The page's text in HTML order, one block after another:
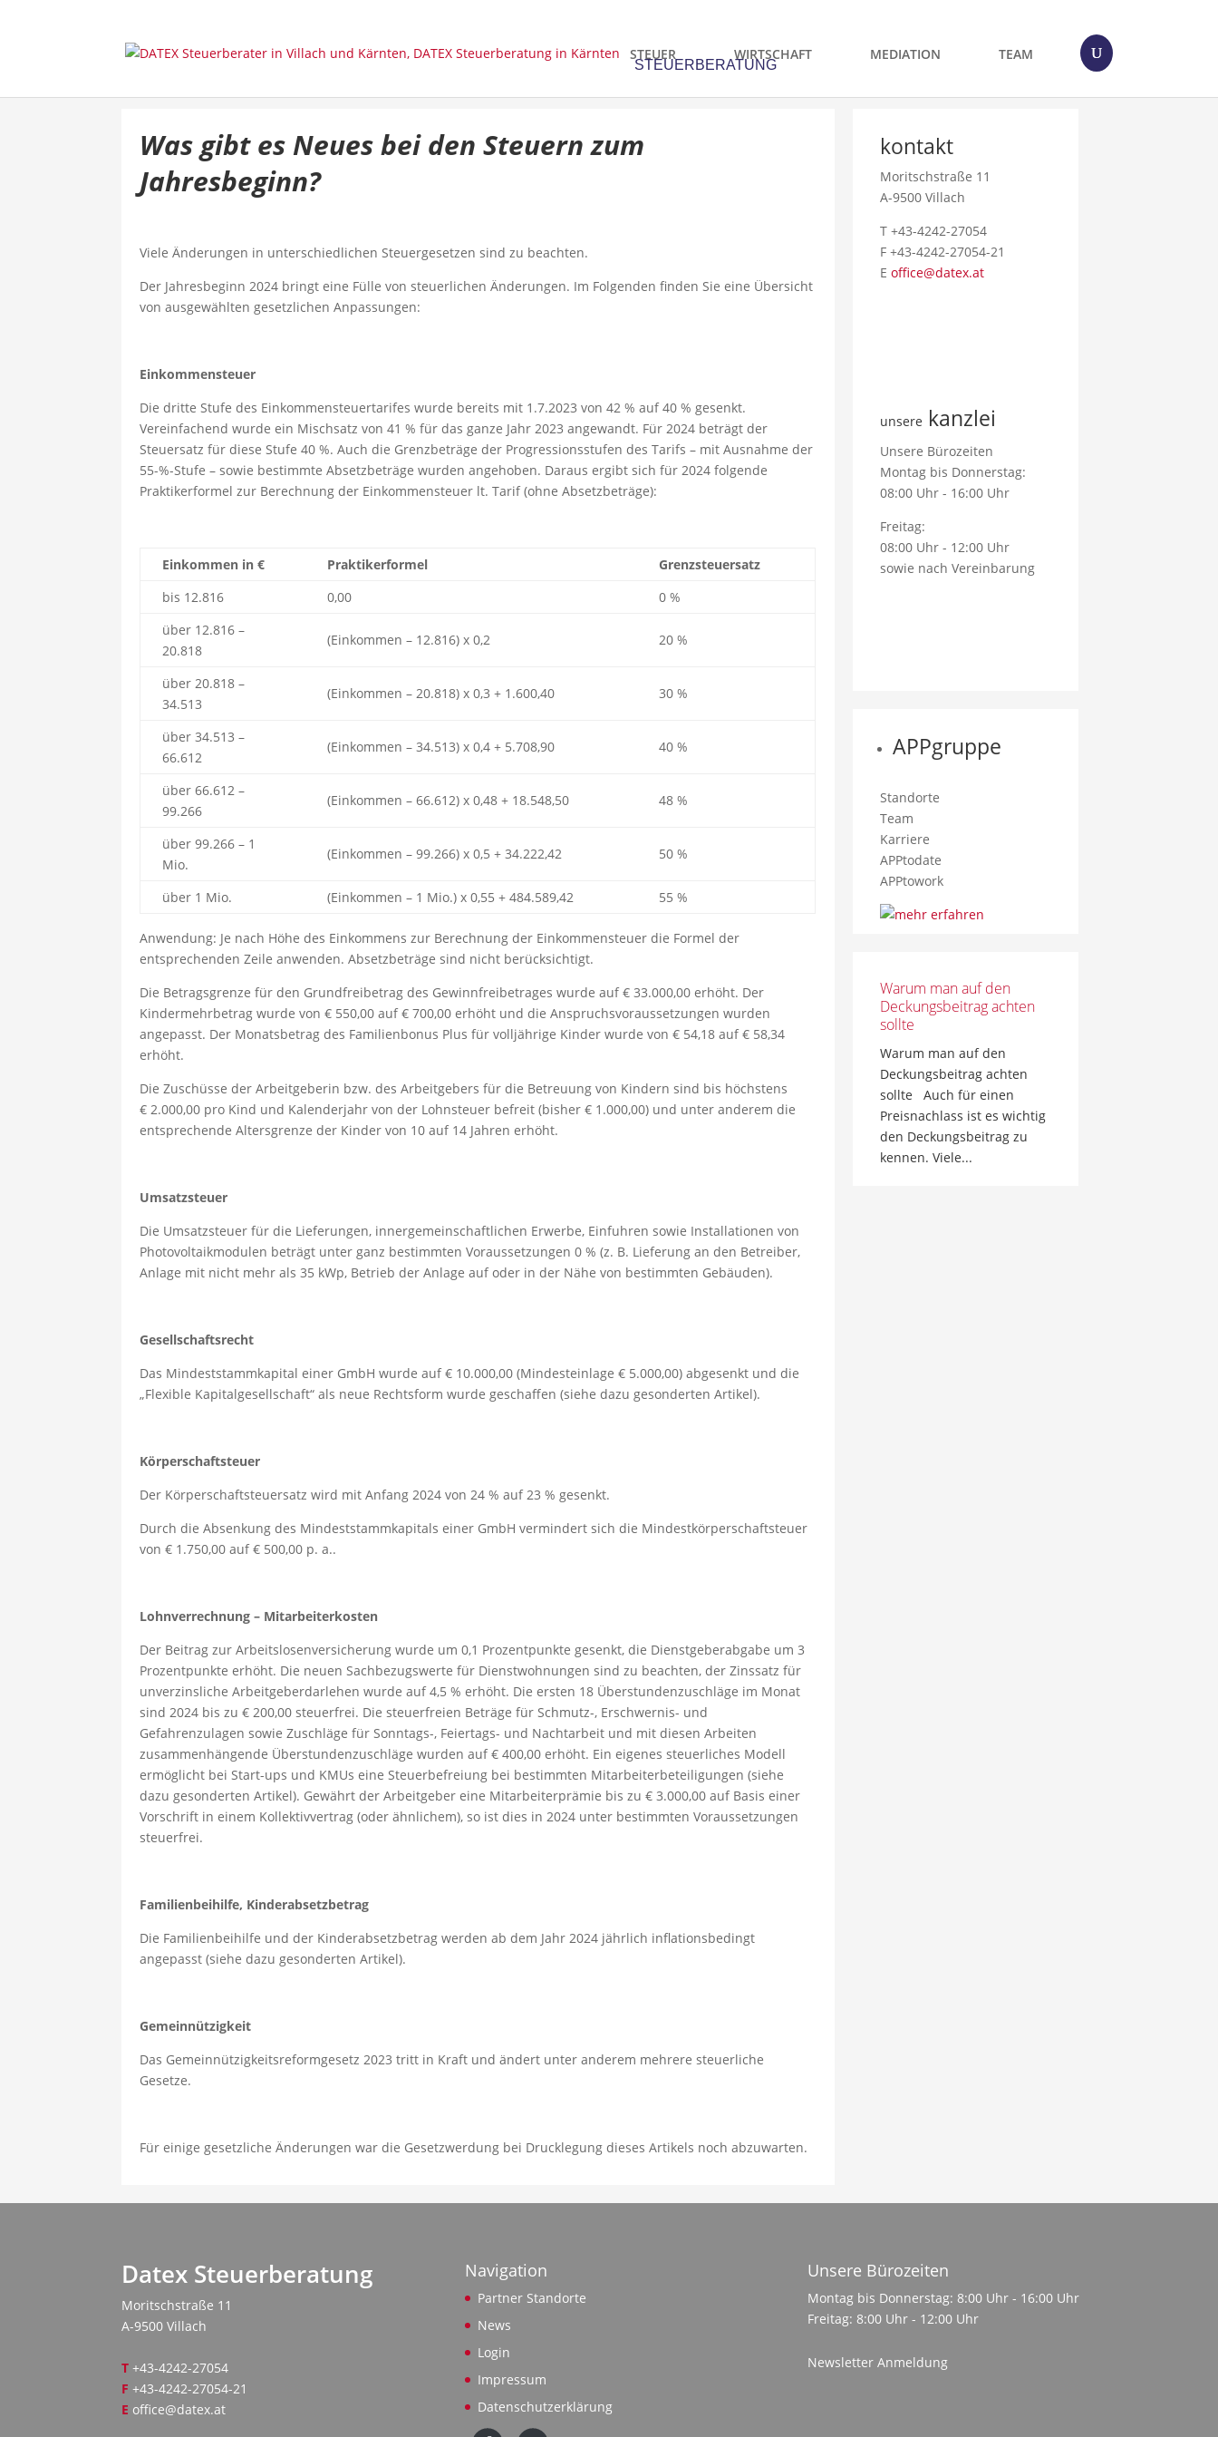
STEUER WIRTSCHAFT MEDIATION TEAM
Was gibt es Neues bei den Steuern zum
Jahresbeginn?
Viele Änderungen in unterschiedlichen Steuergesetzen sind zu beachten.
Der Jahresbeginn 2024 bringt eine Fülle von steuerlichen Änderungen. Im Folgenden finden Sie eine Übersicht
von ausgewählten gesetzlichen Anpassungen:
Einkommensteuer
Die dritte Stufe des Einkommensteuertarifes wurde bereits mit 1.7.2023 von 42 % auf 40 % gesenkt.
Vereinfachend wurde ein Mischsatz von 41 % für das ganze Jahr 2023 angewandt. Für 2024 beträgt der
Steuersatz für diese Stufe 40 %. Auch die Grenzbeträge der Progressionsstufen des Tarifs – mit Ausnahme der
55-%-Stufe – sowie bestimmte Absetzbeträge wurden angehoben. Daraus ergibt sich für 2024 folgende
Praktikerformel zur Berechnung der Einkommensteuer lt. Tarif (ohne Absetzbeträge):
Einkommen in € Praktikerformel
Grenzsteuersatz
bis 12.816
0,00
0 %
über 12.816 –
20.818
(Einkommen – 12.816) x 0,2 20 %
über 20.818 –
34.513
(Einkommen – 20.818) x 0,3 + 1.600,40 30 %
über 34.513 –
66.612
(Einkommen – 34.513) x 0,4 + 5.708,90 40 %
über 66.612 –
99.266
(Einkommen – 66.612) x 0,48 + 18.548,50 48 %
über 99.266 – 1
Mio.
(Einkommen – 99.266) x 0,5 + 34.222,42 50 %
über 1 Mio. (Einkommen – 1 Mio.) x 0,55 + 484.589,42 55 %
Anwendung: Je nach Höhe des Einkommens zur Berechnung der Einkommensteuer die Formel der
entsprechenden Zeile anwenden. Absetzbeträge sind nicht berücksichtigt.
Die Betragsgrenze für den Grundfreibetrag des Gewinnfreibetrages wurde auf € 33.000,00 erhöht. Der
Kindermehrbetrag wurde von € 550,00 auf € 700,00 erhöht und die Anspruchsvoraussetzungen wurden
angepasst. Der Monatsbetrag des Familienbonus Plus für volljährige Kinder wurde von € 54,18 auf € 58,34
erhöht.
Die Zuschüsse der Arbeitgeberin bzw. des Arbeitgebers für die Betreuung von Kindern sind bis höchstens
€ 2.000,00 pro Kind und Kalenderjahr von der Lohnsteuer befreit (bisher € 1.000,00) und unter anderem die
entsprechende Altersgrenze der Kinder von 10 auf 14 Jahren erhöht.
Umsatzsteuer
Die Umsatzsteuer für die Lieferungen, innergemeinschaftlichen Erwerbe, Einfuhren sowie Installationen von
Photovoltaikmodulen beträgt unter ganz bestimmten Voraussetzungen 0 % (z. B. Lieferung an den Betreiber,
Anlage mit nicht mehr als 35 kWp, Betrieb der Anlage auf oder in der Nähe von bestimmten Gebäuden).
Gesellschaftsrecht
Das Mindeststammkapital einer GmbH wurde auf € 10.000,00 (Mindesteinlage € 5.000,00) abgesenkt und die
„Flexible Kapitalgesellschaft“ als neue Rechtsform wurde geschaffen (siehe dazu gesonderten Artikel).
Körperschaftsteuer
Der Körperschaftsteuersatz wird mit Anfang 2024 von 24 % auf 23 % gesenkt.
Durch die Absenkung des Mindeststammkapitals einer GmbH vermindert sich die Mindestkörperschaftsteuer
von € 1.750,00 auf € 500,00 p. a..
Lohnverrechnung – Mitarbeiterkosten
Der Beitrag zur Arbeitslosenversicherung wurde um 0,1 Prozentpunkte gesenkt, die Dienstgeberabgabe um 3
Prozentpunkte erhöht. Die neuen Sachbezugswerte für Dienstwohnungen sind zu beachten, der Zinssatz für
unverzinsliche Arbeitgeberdarlehen wurde auf 4,5 % erhöht. Die ersten 18 Überstundenzuschläge im Monat
sind 2024 bis zu € 200,00 steuerfrei. Die steuerfreien Beträge für Schmutz-, Erschwernis- und
Gefahrenzulagen sowie Zuschläge für Sonntags-, Feiertags- und Nachtarbeit und mit diesen Arbeiten
zusammenhängende Überstundenzuschläge wurden auf € 400,00 erhöht. Ein eigenes steuerliches Modell
ermöglicht bei Start-ups und KMUs eine Steuerbefreiung bei bestimmten Mitarbeiterbeteiligungen (siehe
dazu gesonderten Artikel). Gewährt der Arbeitgeber eine Mitarbeiterprämie bis zu € 3.000,00 auf Basis einer
Vorschrift in einem Kollektivvertrag (oder ähnlichem), so ist dies in 2024 unter bestimmten Voraussetzungen
steuerfrei.
Familienbeihilfe, Kinderabsetzbetrag
Die Familienbeihilfe und der Kinderabsetzbetrag werden ab dem Jahr 2024 jährlich inflationsbedingt
angepasst (siehe dazu gesonderten Artikel).
Gemeinnützigkeit
Das Gemeinnützigkeitsreformgesetz 2023 tritt in Kraft und ändert unter anderem mehrere steuerliche
Gesetze.
Für einige gesetzliche Änderungen war die Gesetzwerdung bei Drucklegung dieses Artikels noch abzuwarten.
kontakt
Moritschstraße 11
A-9500 Villach
T +43-4242-27054
F +43-4242-27054-21
E office@datex.at
unsere kanzlei
Unsere Bürozeiten
Montag bis Donnerstag:
08:00 Uhr - 16:00 Uhr
Freitag:
08:00 Uhr - 12:00 Uhr
sowie nach Vereinbarung
APPgruppe
Standorte
Team
Karriere
APPtodate
APPtowork
Warum man auf den
Deckungsbeitrag achten
sollte
Warum man auf den
Deckungsbeitrag achten
sollte Auch für einen
Preisnachlass ist es wichtig
den Deckungsbeitrag zu
kennen. Viele...
Datex Steuerberatung
Moritschstraße 11
A-9500 Villach
T +43-4242-27054
F +43-4242-27054-21
E office@datex.at
Navigation
Partner Standorte
News
Login
Impressum
Datenschutzerklärung
Unsere Bürozeiten
Montag bis Donnerstag: 8:00 Uhr - 16:00 Uhr
Freitag: 8:00 Uhr - 12:00 Uhr
Newsletter Anmeldung